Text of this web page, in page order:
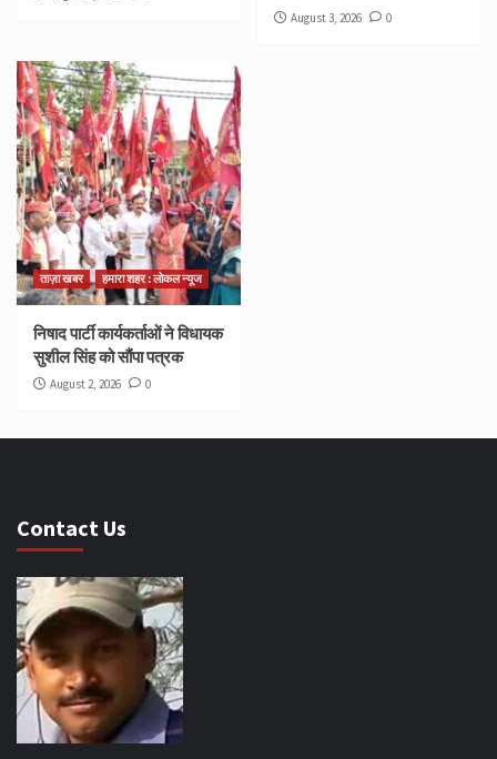
August 3, 2026 0
ताज़ा खबर हमारा शहर : लोकल न्यूज
निषाद पार्टी कार्यकर्ताओं ने विधायक
सुशील सिंह को सौंपा पत्रक
August 2, 2026 0
Contact Us